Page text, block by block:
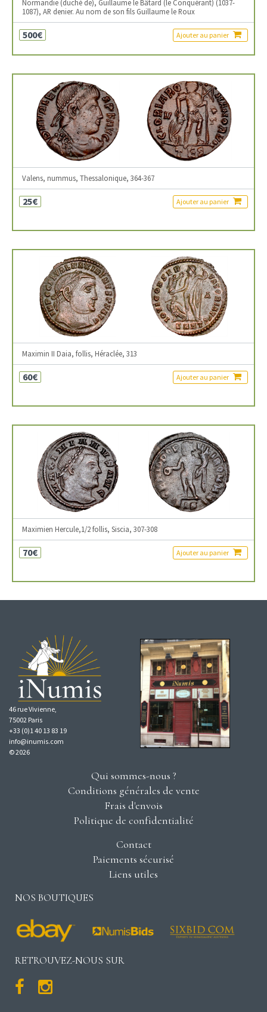
Normandie (duché de), Guillaume le Bâtard (le Conquérant) (1037-
1087), AR denier. Au nom de son fils Guillaume le Roux
500€ Ajouter au panier
Valens, nummus, Thessalonique, 364-367
25€ Ajouter au panier
Maximin II Daia, follis, Héraclée, 313
60€ Ajouter au panier
Maximien Hercule,1/2 follis, Siscia, 307-308
70€ Ajouter au panier
46 rue Vivienne,
75002 Paris
+33 (0)1 40 13 83 19
info@inumis.com
© 2026
Qui sommes-nous ?
Conditions générales de vente
Frais d'envois
Politique de confidentialité
Contact
Paiements sécurisé
Liens utiles
NOS BOUTIQUES
RETROUVEZ-NOUS SUR